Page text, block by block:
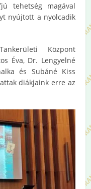
tehetség magával
nyújtott a nyolcadik
Központ
Éva, Dr. Lengyelné
és Subáné Kiss
diákjaink erre az